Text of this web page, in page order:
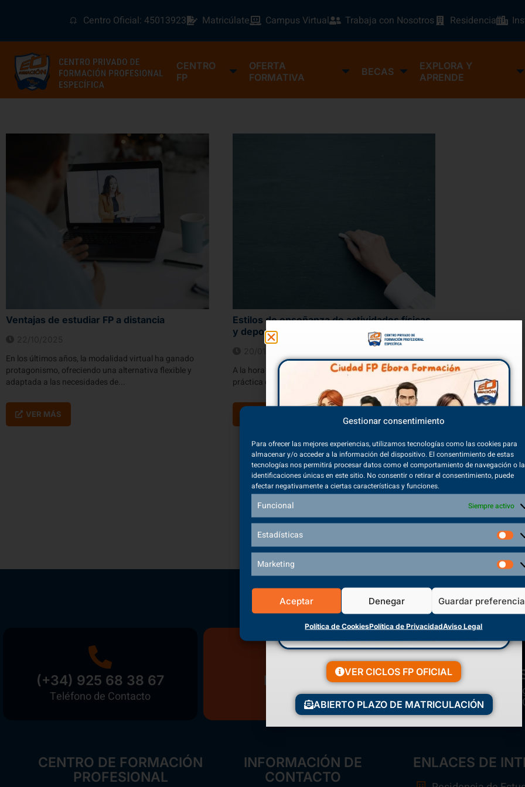
Gestionar consentimiento
Para ofrecer las mejores experiencias, utilizamos tecnologías como las cookies para
almacenar y/o acceder a la información del dispositivo. El consentimiento de estas
tecnologías nos permitirá procesar datos como el comportamiento de navegación o
identificaciones únicas en este sitio. No consentir o retirar el consentimiento, puede
afectar negativamente a ciertas características y funciones.
Funcional Siempre activo
Estadísticas
Marketing
Aceptar Denegar Guardar
Política de CookiesPolítica de PrivacidadAviso Legal
Centro Oficial: 45013923 Matricúlate Campus Virtual Trabaja con Nosotros Residencia
CENTRO
FP
OFERTA
FORMATIVA
BECAS
EXPLORA Y
APRENDE
Ventajas de estudiar FP a distancia
En los últimos años, la modalidad virtual ha ganado
protagonismo, ofreciendo una alternativa flexible y
adaptada a las necesidades de...
VER MÁS
Estilos de enseñanza de actividades físicas
y deportivas
A la hora de plantear un estilo de enseñanza en la
práctica de la actividad física se debe de tener...
Volver a inicio
(+34) 925 68 38 67
Teléfono de Contacto
Matriculación Abierta
¡Reserva tu plaza ahora!
CENTRO DE FORMACIÓN
PROFESIONAL
INFORMACIÓN DE
CONTACTO
ENLACES DE
VER CICLOS FP OFICIAL
ABIERTO PLAZO DE MATRICULACIÓN